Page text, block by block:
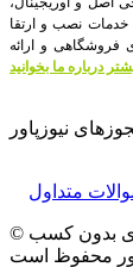
خدمات نصب و ارتقا
و ارائه
درباره ما بخوانید
نیوزپاور
متداول
© طراحی و توسعه : نیوزپاور. هرگونه کپی برداری بدون کسب